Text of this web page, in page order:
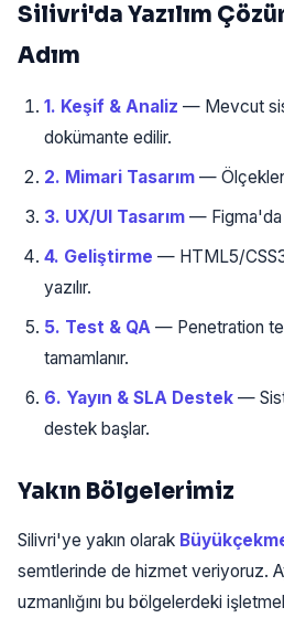
Silivri'da Yazılım
Adım
1. Keşif & Analiz — Mevcut
dokümante edilir.
2. Mimari Tasarım —
3. UX/UI Tasarım — Figma'da
4. Geliştirme — HTML5/
yazılır.
5. Test & QA — Penetration
tamamlanır.
6. Yayın & SLA Destek —
destek başlar.
Yakın Bölgelerimiz
Silivri'ye yakın olarak
semtlerinde de hizmet veriyoruz.
uzmanlığını bu bölgelerdeki